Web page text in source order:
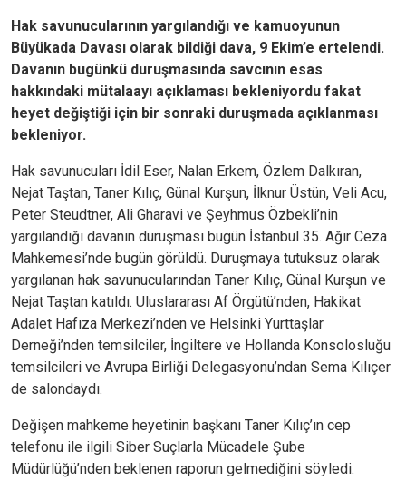
Hak savunucularının yargılandığı ve kamuoyunun
Büyükada Davası olarak bildiği dava, 9 Ekim’e ertelendi.
Davanın bugünkü duruşmasında savcının esas
hakkındaki mütalaayı açıklaması bekleniyordu fakat
heyet değiştiği için bir sonraki duruşmada açıklanması
bekleniyor.
Hak savunucuları İdil Eser, Nalan Erkem, Özlem Dalkıran,
Nejat Taştan, Taner Kılıç, Günal Kurşun, İlknur Üstün, Veli Acu,
Peter Steudtner, Ali Gharavi ve Şeyhmus Özbekli’nin
yargılandığı davanın duruşması bugün İstanbul 35. Ağır Ceza
Mahkemesi’nde bugün görüldü. Duruşmaya tutuksuz olarak
yargılanan hak savunucularından Taner Kılıç, Günal Kurşun ve
Nejat Taştan katıldı. Uluslararası Af Örgütü’nden, Hakikat
Adalet Hafıza Merkezi’nden ve Helsinki Yurttaşlar
Derneği’nden temsilciler, İngiltere ve Hollanda Konsolosluğu
temsilcileri ve Avrupa Birliği Delegasyonu’ndan Sema Kılıçer
de salondaydı.
Değişen mahkeme heyetinin başkanı Taner Kılıç’ın cep
telefonu ile ilgili Siber Suçlarla Mücadele Şube
Müdürlüğü’nden beklenen raporun gelmediğini söyledi.